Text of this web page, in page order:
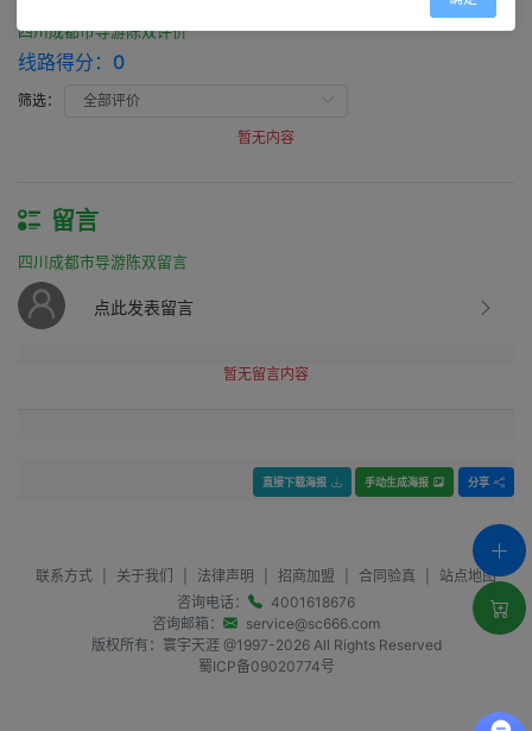
四川成都市导游陈双评价
线路得分： 0
筛选：
暂无内容
留言
四川成都市导游陈双留言
点此发表留言
暂无留言内容
直接下载海报 手动生成海报 分享
联系方式 关于我们 法律声明 招商加盟 合同验真
站点地图
咨询电话：
4001618676
咨询邮箱：
service@sc666.com
版权所有：寰宇天涯 @1997-2026All Rights Reserved
蜀ICP备09020774号